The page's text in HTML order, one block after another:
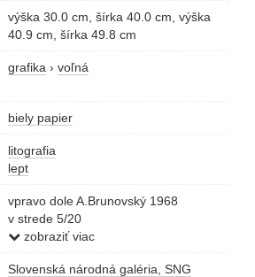
výška 30.0 cm, šírka 40.0 cm, výška
40.9 cm, šírka 49.8 cm
grafika › voľná
biely papier
litografia
lept
vpravo dole A.Brunovský 1968
v strede 5/20
vľavo dole Ariadnina záhrada
zobraziť viac
Slovenská národná galéria, SNG